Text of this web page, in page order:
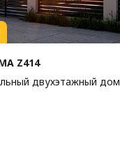
Z414
двухэтажный дом